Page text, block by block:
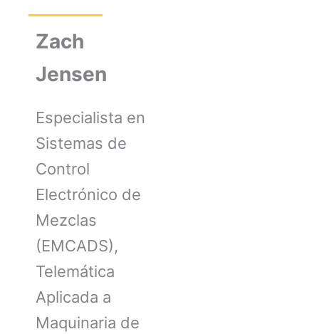
Zach
Jensen
Especialista en
Sistemas de
Control
Electrónico de
Mezclas
(EMCADS),
Telemática
Aplicada a
Maquinaria de